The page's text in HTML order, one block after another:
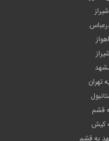
تهران
قشم
کیش